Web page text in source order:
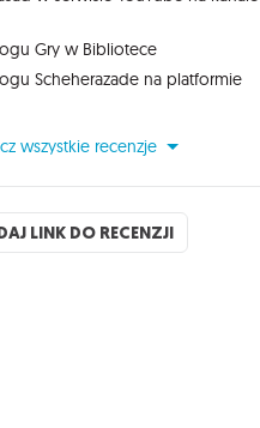
Gry w Bibliotece
Scheherazade na platformie
wszystkie recenzje
LINK DO RECENZJI